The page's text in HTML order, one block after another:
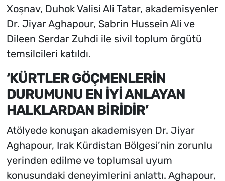
Xoşnav, Duhok Valisi Ali Tatar, akademisyenler
Dr. Jiyar Aghapour, Sabrin Hussein Ali ve
Dileen Serdar Zuhdi ile sivil toplum örgütü
temsilcileri katıldı.
‘KÜRTLER GÖÇMENLERİN
DURUMUNU EN İYİ ANLAYAN
HALKLARDAN BİRİDİR’
Atölyede konuşan akademisyen Dr. Jiyar
Aghapour, Irak Kürdistan Bölgesi’nin zorunlu
yerinden edilme ve toplumsal uyum
konusundaki deneyimlerini anlattı. Aghapour,